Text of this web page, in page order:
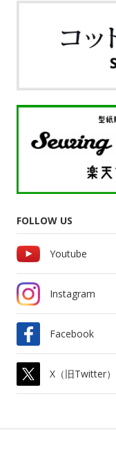
FOLLOW US
Youtube
Instagram
Facebook
X（旧Twitter）